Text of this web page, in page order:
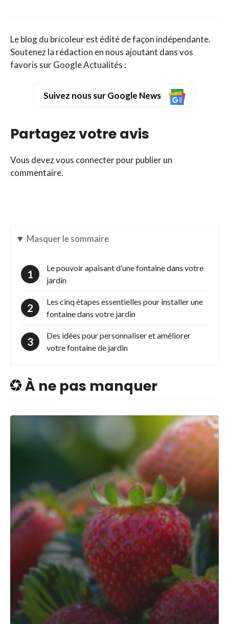
Le blog du bricoleur est édité de façon indépendante.
Soutenez la rédaction en nous ajoutant dans vos
favoris sur Google Actualités :
Suivez nous sur Google News
Partagez votre avis
Vous devezvous connecterpour publier un
commentaire.
Masquerle sommaire
Le pouvoir apaisant d’une fontaine dans votre
jardin
Les cinq étapes essentielles pour installer une
fontaine dans votre jardin
Des idées pour personnaliser et améliorer
votre fontaine de jardin
À ne pas manquer